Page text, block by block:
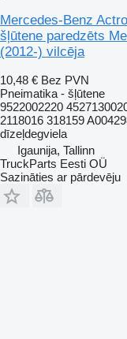
Mercedes-Benz
šļūtene paredzēts
(2012-) vilcēja
10,48 € Bez PVN
Pneimatika - šļūtene
9522002220
2118016 318159
dīzeļdegviela
Igaunija, Tallinn
TruckParts Eesti OÜ
Sazināties ar pārdevēju